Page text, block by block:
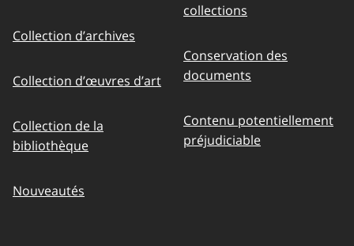
Collection d’archives
Collection d’œuvres d’art
Collection de la
bibliothèque
Nouveautés
collections
Conservation des
documents
Contenu potentiellement
préjudiciable